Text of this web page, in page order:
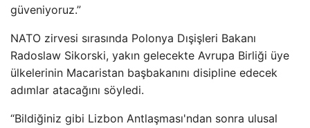
güveniyoruz.”
NATO zirvesi sırasında Polonya Dışişleri Bakanı
Radoslaw Sikorski, yakın gelecekte Avrupa Birliği üye
ülkelerinin Macaristan başbakanını disipline edecek
adımlar atacağını söyledi.
“Bildiğiniz gibi Lizbon Antlaşması'ndan sonra ulusal